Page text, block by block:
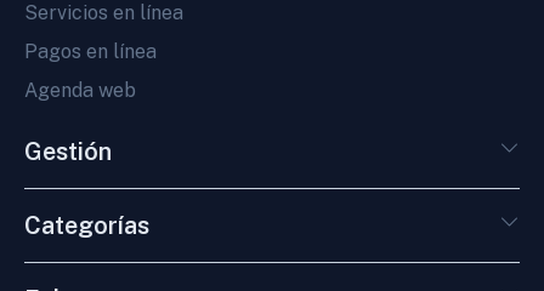
Servicios en línea
Pagos en línea
Agenda web
Gestión
Categorías